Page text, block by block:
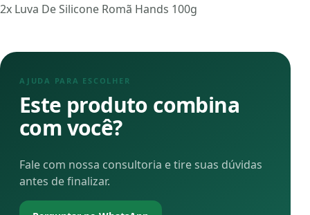
2x Luva De Silicone Romã Hands 100g
AJUDA PARA ESCOLHER
Este produto combina
com você?
Fale com nossa consultoria e tire suas dúvidas
antes de finalizar.